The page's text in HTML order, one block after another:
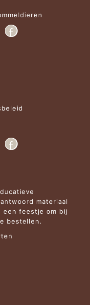
materiaal
feestje om bij
bestellen.